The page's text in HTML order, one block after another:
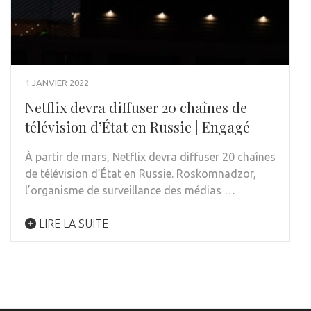
1 JANVIER 2022
Netflix devra diffuser 20 chaînes de
télévision d’État en Russie | Engagé
À partir de mars, Netflix devra diffuser 20 chaînes
de télévision d’État en Russie. Roskomnadzor,
l’organisme de surveillance des médias …
LIRE LA SUITE